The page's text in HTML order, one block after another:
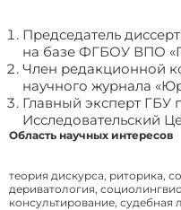
Председатель
на базе ФГБОУ ВПО
Член редакционной
научного журнала
Главный эксперт ГБУ
Исследовательский
Область научных интересов
теория дискурса, риторика,
дериватология,
консультирование, судебная